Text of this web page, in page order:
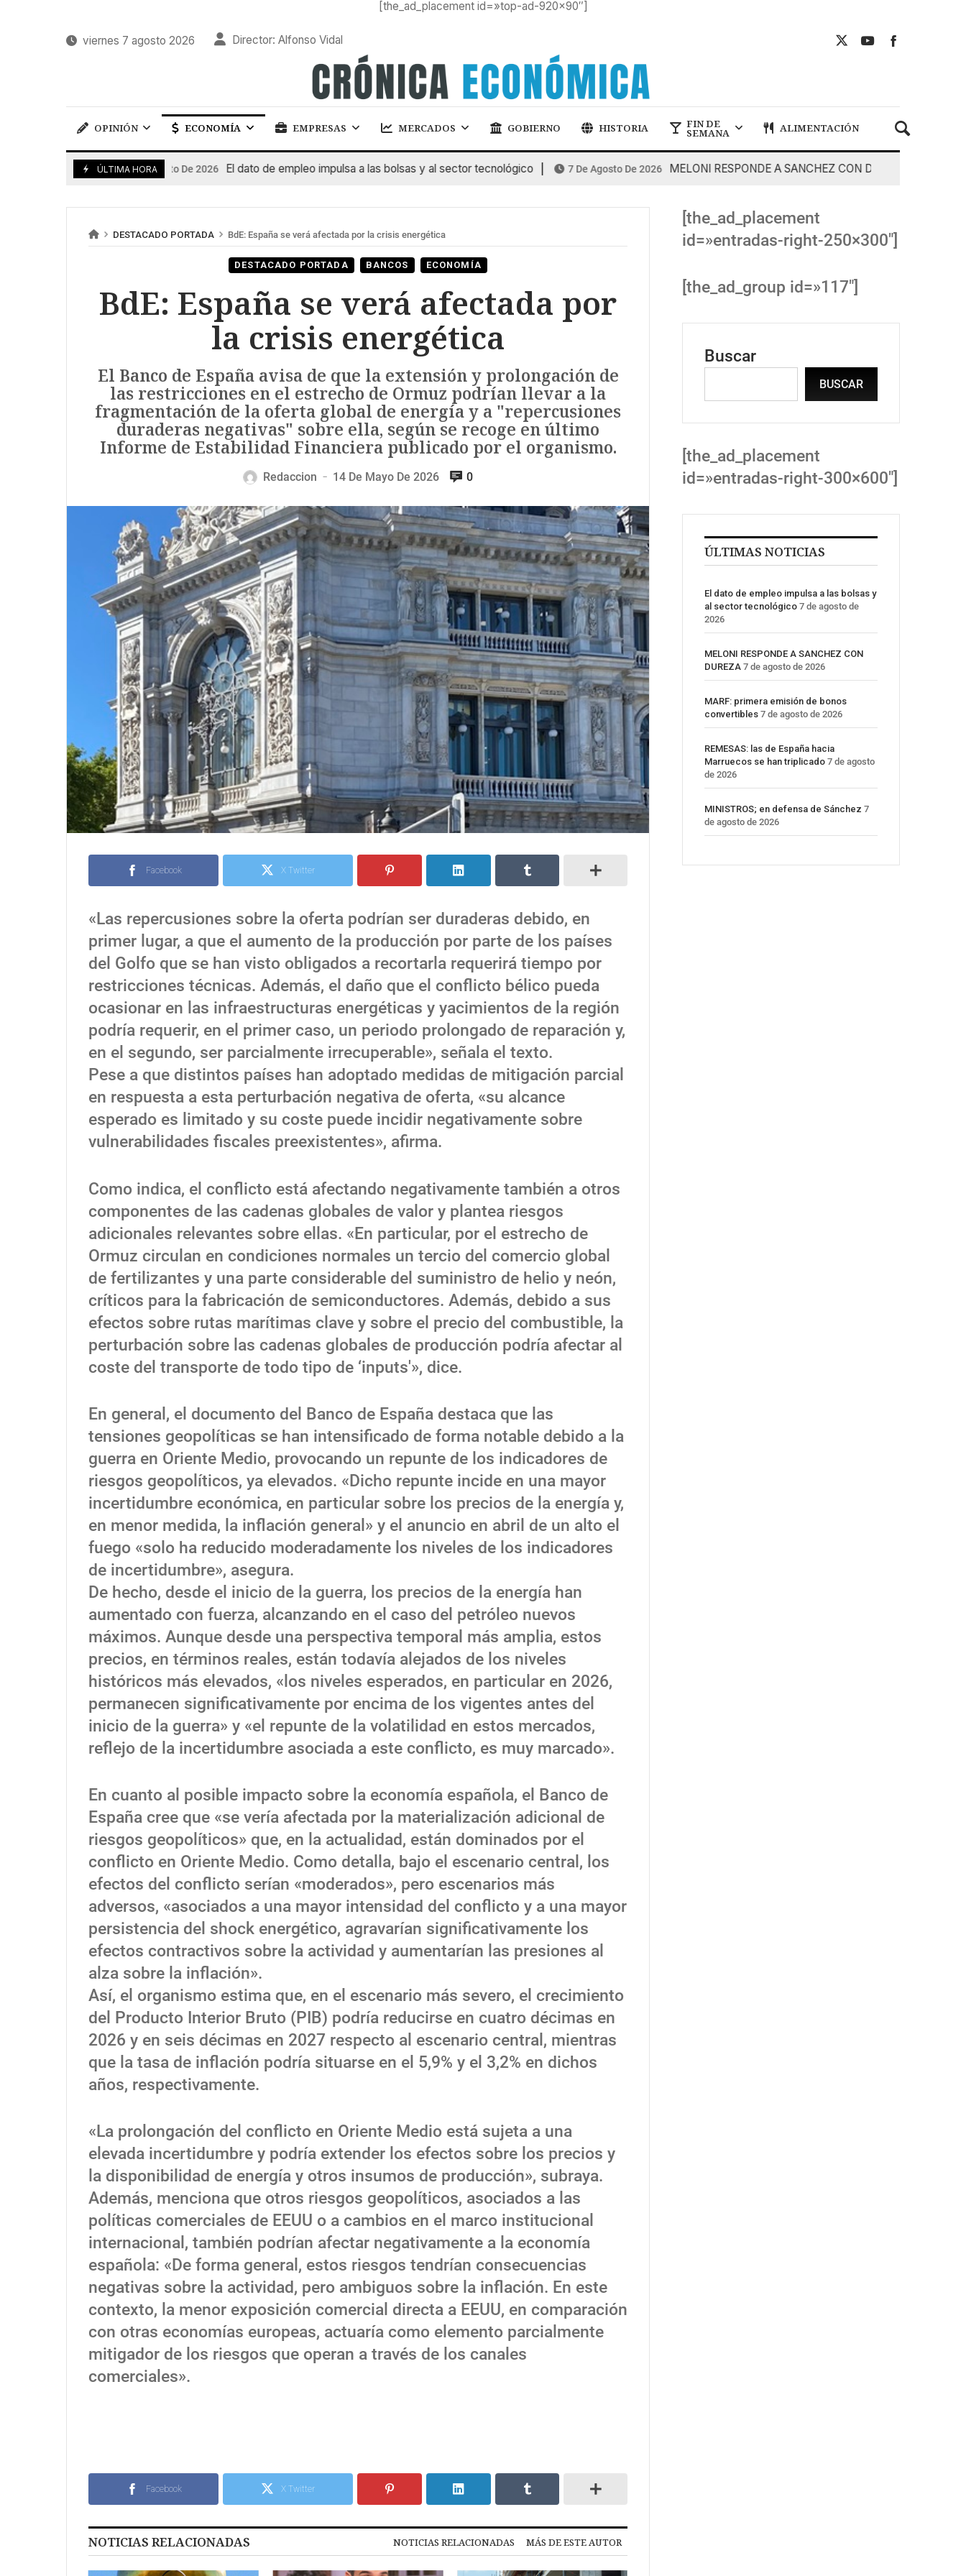
[the_ad_placement id=»top-ad-920×90″]
viernes 7 agosto 2026 Director: Alfonso Vidal
OPINIÓN ECONOMÍA EMPRESAS MERCADOS GOBIERNO HISTORIA FIN DE
SEMANA ALIMENTACIÓN
ÚLTIMA HORA
7 De Agosto De 2026 El dato de empleo impulsa a las bolsas y al sector tecnológico 7 De Agosto De 2026 MELONI RESPONDE A SANCHEZ CON DUREZA
DESTACADO PORTADA BdE: España se verá afectada por la crisis energética
DESTACADO PORTADA BANCOS ECONOMÍA
BdE: España se verá afectada por
la crisis energética
El Banco de España avisa de que la extensión y prolongación de
las restricciones en el estrecho de Ormuz podrían llevar a la
fragmentación de la oferta global de energía y a "repercusiones
duraderas negativas" sobre ella, según se recoge en último
Informe de Estabilidad Financiera publicado por el organismo.
Redaccion — 14 De Mayo De 2026 0
Facebook X Twitter
«Las repercusiones sobre la oferta podrían ser duraderas debido, en
primer lugar, a que el aumento de la producción por parte de los países
del Golfo que se han visto obligados a recortarla requerirá tiempo por
restricciones técnicas. Además, el daño que el conflicto bélico pueda
ocasionar en las infraestructuras energéticas y yacimientos de la región
podría requerir, en el primer caso, un periodo prolongado de reparación y,
en el segundo, ser parcialmente irrecuperable», señala el texto.
Pese a que distintos países han adoptado medidas de mitigación parcial
en respuesta a esta perturbación negativa de oferta, «su alcance
esperado es limitado y su coste puede incidir negativamente sobre
vulnerabilidades fiscales preexistentes», afirma.
Como indica, el conflicto está afectando negativamente también a otros
componentes de las cadenas globales de valor y plantea riesgos
adicionales relevantes sobre ellas. «En particular, por el estrecho de
Ormuz circulan en condiciones normales un tercio del comercio global
de fertilizantes y una parte considerable del suministro de helio y neón,
críticos para la fabricación de semiconductores. Además, debido a sus
efectos sobre rutas marítimas clave y sobre el precio del combustible, la
perturbación sobre las cadenas globales de producción podría afectar al
coste del transporte de todo tipo de ‘inputs'», dice.
En general, el documento del Banco de España destaca que las
tensiones geopolíticas se han intensificado de forma notable debido a la
guerra en Oriente Medio, provocando un repunte de los indicadores de
riesgos geopolíticos, ya elevados. «Dicho repunte incide en una mayor
incertidumbre económica, en particular sobre los precios de la energía y,
en menor medida, la inflación general» y el anuncio en abril de un alto el
fuego «solo ha reducido moderadamente los niveles de los indicadores
de incertidumbre», asegura.
De hecho, desde el inicio de la guerra, los precios de la energía han
aumentado con fuerza, alcanzando en el caso del petróleo nuevos
máximos. Aunque desde una perspectiva temporal más amplia, estos
precios, en términos reales, están todavía alejados de los niveles
históricos más elevados, «los niveles esperados, en particular en 2026,
permanecen significativamente por encima de los vigentes antes del
inicio de la guerra» y «el repunte de la volatilidad en estos mercados,
reflejo de la incertidumbre asociada a este conflicto, es muy marcado».
En cuanto al posible impacto sobre la economía española, el Banco de
España cree que «se vería afectada por la materialización adicional de
riesgos geopolíticos» que, en la actualidad, están dominados por el
conflicto en Oriente Medio. Como detalla, bajo el escenario central, los
efectos del conflicto serían «moderados», pero escenarios más
adversos, «asociados a una mayor intensidad del conflicto y a una mayor
persistencia del shock energético, agravarían significativamente los
efectos contractivos sobre la actividad y aumentarían las presiones al
alza sobre la inflación».
Así, el organismo estima que, en el escenario más severo, el crecimiento
del Producto Interior Bruto (PIB) podría reducirse en cuatro décimas en
2026 y en seis décimas en 2027 respecto al escenario central, mientras
que la tasa de inflación podría situarse en el 5,9% y el 3,2% en dichos
años, respectivamente.
«La prolongación del conflicto en Oriente Medio está sujeta a una
elevada incertidumbre y podría extender los efectos sobre los precios y
la disponibilidad de energía y otros insumos de producción», subraya.
Además, menciona que otros riesgos geopolíticos, asociados a las
políticas comerciales de EEUU o a cambios en el marco institucional
internacional, también podrían afectar negativamente a la economía
española: «De forma general, estos riesgos tendrían consecuencias
negativas sobre la actividad, pero ambiguos sobre la inflación. En este
contexto, la menor exposición comercial directa a EEUU, en comparación
con otras economías europeas, actuaría como elemento parcialmente
mitigador de los riesgos que operan a través de los canales
comerciales».
Facebook X Twitter
NOTICIAS RELACIONADAS NOTICIAS RELACIONADAS MÁS DE ESTE AUTOR
[the_ad_placement
id=»entradas-right-250×300″]
[the_ad_group id=»117″]
Buscar
BUSCAR
[the_ad_placement
id=»entradas-right-300×600″]
ÚLTIMAS NOTICIAS
El dato de empleo impulsa a las bolsas y
al sector tecnológico 7 de agosto de
2026
MELONI RESPONDE A SANCHEZ CON
DUREZA 7 de agosto de 2026
MARF: primera emisión de bonos
convertibles 7 de agosto de 2026
REMESAS: las de España hacia
Marruecos se han triplicado 7 de agosto
de 2026
MINISTROS; en defensa de Sánchez 7
de agosto de 2026